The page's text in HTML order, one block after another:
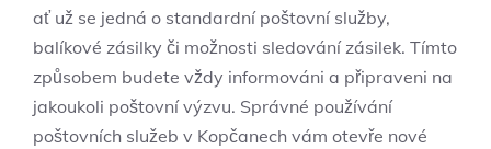
ať už se jedná o standardní poštovní služby,
balíkové zásilky či možnosti sledování zásilek. Tímto
způsobem budete vždy informováni a připraveni na
jakoukoli poštovní výzvu. Správné používání
poštovních služeb v Kopčanech vám otevře nové